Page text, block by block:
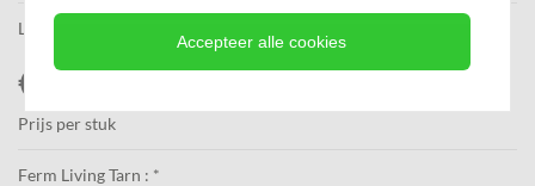
Levertijd
€ 1.899,00
Prijs per stuk
Ferm Living Tarn : *
Accepteer alle cookies